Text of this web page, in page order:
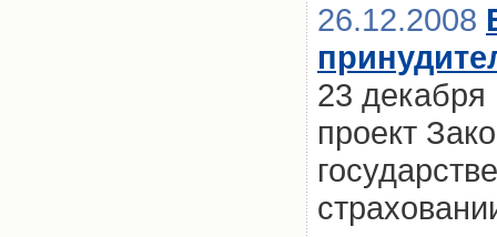
26.12.2008
23
проект